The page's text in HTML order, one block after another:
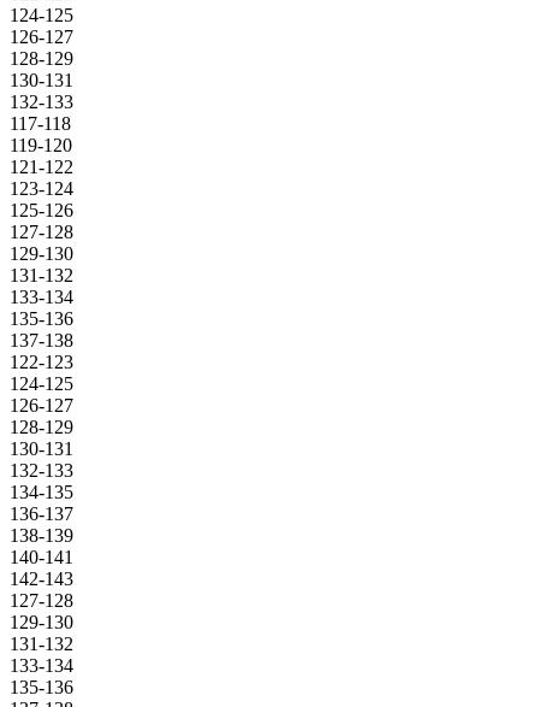
124-125
126-127
128-129
130-131
132-133
117-118
119-120
121-122
123-124
125-126
127-128
129-130
131-132
133-134
135-136
137-138
122-123
124-125
126-127
128-129
130-131
132-133
134-135
136-137
138-139
140-141
142-143
127-128
129-130
131-132
133-134
135-136